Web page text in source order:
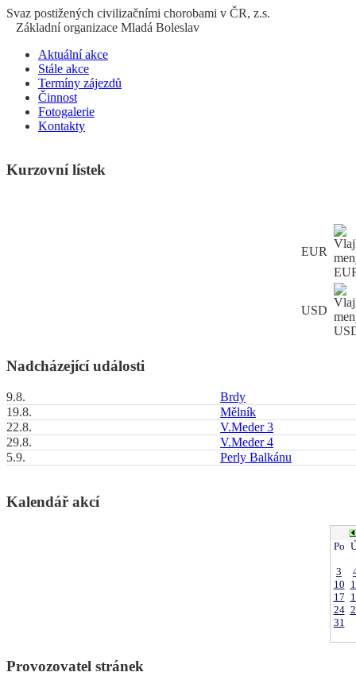
Svaz postižených civilizačními chorobami v ČR, z.s.
Základní organizace Mladá Boleslav
Aktuální akce
Stále akce
Termíny zájezdů
Činnost
Fotogalerie
Kontakty
Kurzovní lístek
EUR
USD
Nadcházející události
9.8.
Brdy
19.8.
Mělník
22.8.
V.Meder 3
29.8.
V.Meder 4
5.9.
Perly Balkánu
Kalendář akcí
Po
3
10
17
24
31
Provozovatel stránek